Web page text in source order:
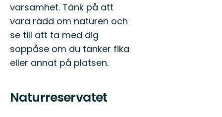
varsamhet. Tänk på att
vara rädd om naturen och
se till att ta med dig
soppåse om du tänker fika
eller annat på platsen.
Naturreservatet